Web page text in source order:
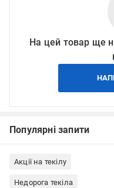
На цей товар ще
Популярні запити
Акції на текілу
Недорога текіла